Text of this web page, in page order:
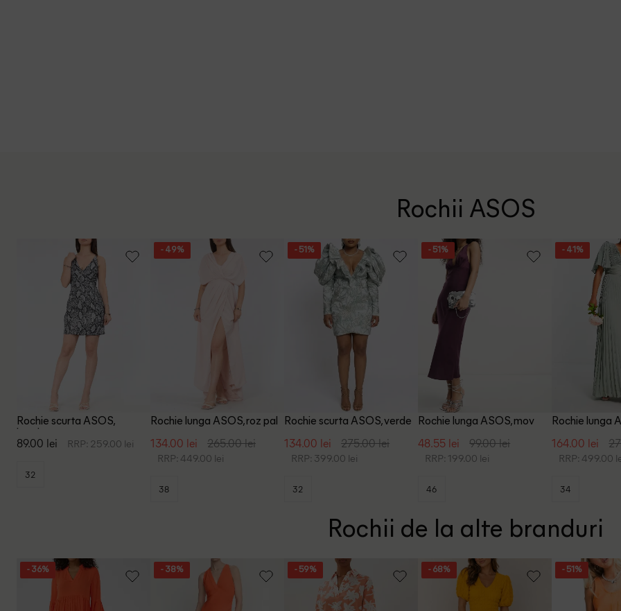
Rochii ASOS
Rochie scurta ASOS,
89.00 lei RRP: 259.00 lei
32
- 49%
Rochie lunga ASOS, roz pal
134.00 lei 265.00 lei
RRP: 449.00 lei
38
- 51%
Rochie scurta ASOS, verde
134.00 lei 275.00 lei
RRP: 399.00 lei
32
- 51%
Rochie lunga ASOS, mov
48.55 lei 99.00 lei
RRP: 199.00 lei
46
- 41%
Rochie lunga
164.00 lei
RRP: 499.00
34
Rochii de la alte branduri
- 36% - 38% - 59% - 68% - 51%